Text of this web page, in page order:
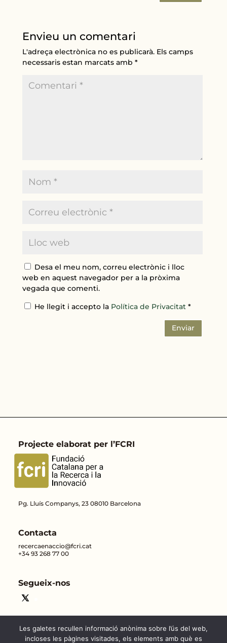
Envieu un comentari
L'adreça electrònica no es publicarà. Els camps
necessaris estan marcats amb*
Desa el meu nom, correu electrònic i lloc
web en aquest navegador per a la pròxima
vegada que comenti.
He llegit i accepto la Política de Privacitat*
Enviar
Projecte elaborat per l’FCRI
Pg. Lluís Companys, 23 08010 Barcelona
Contacta
recercaenaccio@fcri.cat
+34 93 268 77 00
Segueix-nos
Les galetes recullen informació anònima sobre l’ús del web,
incloses les pàgines visitades, els elements amb què es